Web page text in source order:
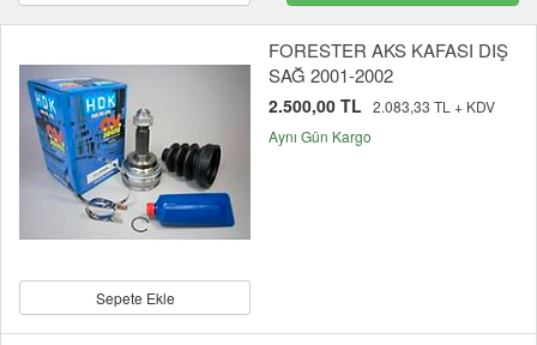
Sepete Ekle
FORESTER AKS KAFASI DIŞ
SAĞ 2001-2002
2.500,00 TL 2.083,33 TL + KDV
Aynı Gün Kargo